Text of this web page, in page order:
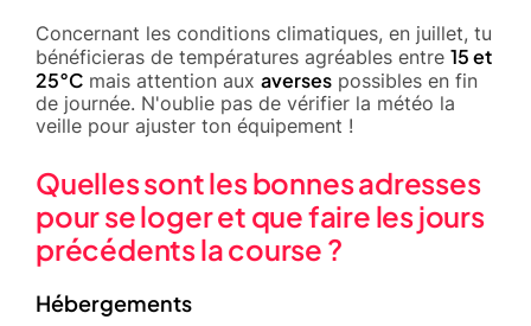
Concernant les conditions climatiques, en juillet, tu
bénéficieras de températures agréables entre 15 et
25°C mais attention aux averses possibles en fin
de journée. N'oublie pas de vérifier la météo la
veille pour ajuster ton équipement !
Quelles sont les bonnes adresses
pour se loger et que faire les jours
précédents la course ?
Hébergements